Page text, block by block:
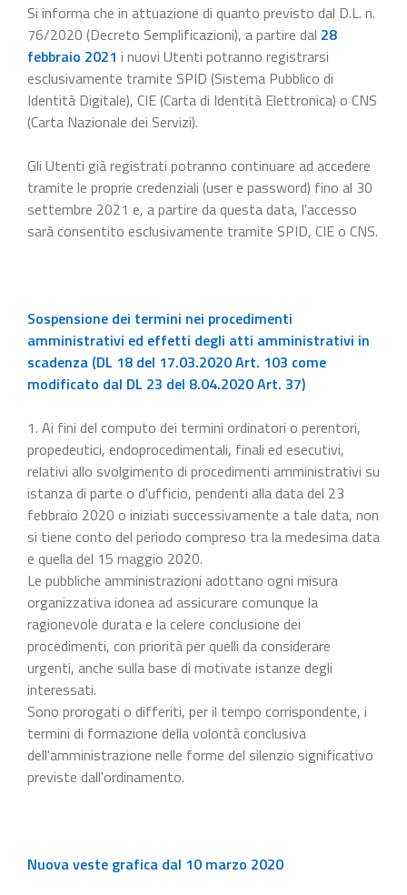
Si informa che in attuazione di quanto previsto dal D.L. n.
76/2020 (Decreto Semplificazioni), a partire dal 28
febbraio 2021 i nuovi Utenti potranno registrarsi
esclusivamente tramite SPID (Sistema Pubblico di
Identità Digitale), CIE (Carta di Identità Elettronica) o CNS
(Carta Nazionale dei Servizi).
Gli Utenti già registrati potranno continuare ad accedere
tramite le proprie credenziali (user e password) fino al 30
settembre 2021 e, a partire da questa data, l'accesso
sarà consentito esclusivamente tramite SPID, CIE o CNS.
Sospensione dei termini nei procedimenti
amministrativi ed effetti degli atti amministrativi in
scadenza (DL 18 del 17.03.2020 Art. 103 come
modificato dal DL 23 del 8.04.2020 Art. 37)
1. Ai fini del computo dei termini ordinatori o perentori,
propedeutici, endoprocedimentali, finali ed esecutivi,
relativi allo svolgimento di procedimenti amministrativi su
istanza di parte o d'ufficio, pendenti alla data del 23
febbraio 2020 o iniziati successivamente a tale data, non
si tiene conto del periodo compreso tra la medesima data
e quella del 15 maggio 2020.
Le pubbliche amministrazioni adottano ogni misura
organizzativa idonea ad assicurare comunque la
ragionevole durata e la celere conclusione dei
procedimenti, con priorità per quelli da considerare
urgenti, anche sulla base di motivate istanze degli
interessati.
Sono prorogati o differiti, per il tempo corrispondente, i
termini di formazione della volontà conclusiva
dell'amministrazione nelle forme del silenzio significativo
previste dall'ordinamento.
Nuova veste grafica dal 10 marzo 2020